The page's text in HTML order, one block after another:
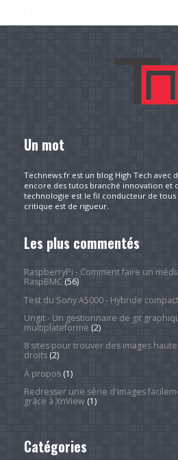
Un mot
Technews.fr est un blog High Tech avec
encore des tutos branché innovation et
technologie est le fil conducteur de tous
critique est de rigueur.
Les plus commentés
RaspberryPi - Comment faire un
RaspBMC(56)
Test du Sony A5000 - Hybride
Ungit - Un gestionnaire de git
multiplateforme (2)
8 sites pour trouver des images
droits(2)
À propos(1)
Redresser une série d'images
grâce à XnView(1)
Catégories